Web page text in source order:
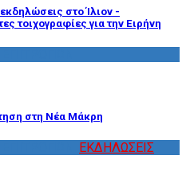
εκδηλώσεις στο Ίλιον -
τοιχογραφίες για την Ειρήνη
στη Νέα Μάκρη
ΕΚΔΗΛΩΣΕΙΣ